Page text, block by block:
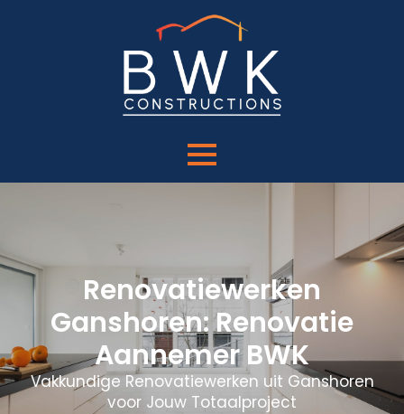
Renovatiewerken
Ganshoren: Renovatie
Aannemer BWK
Vakkundige Renovatiewerken uit Ganshoren
voor Jouw Totaalproject